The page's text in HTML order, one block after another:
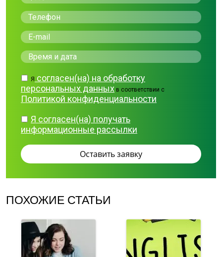
Я согласен(на) на обработку
персональных данных в соответствии с
Политикой конфиденциальности
Я согласен(на) получать
информационные рассылки
ПОХОЖИЕ СТАТЬИ